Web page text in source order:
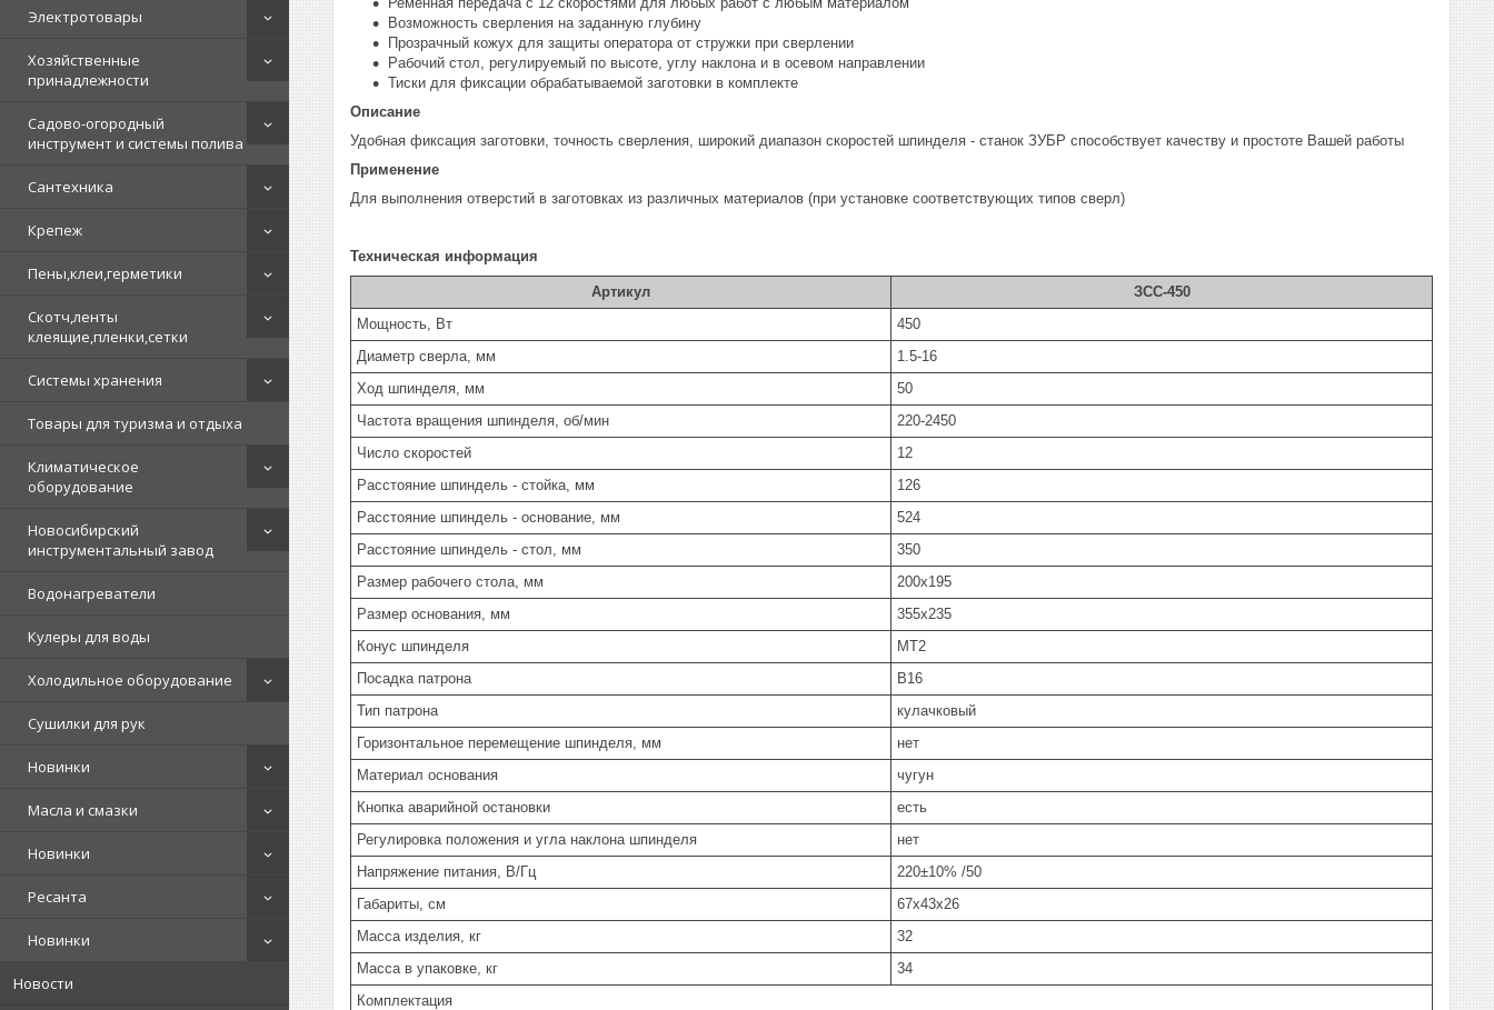
Электротовары
Хозяйственные
принадлежности
Садово-огородный
инструмент и системы полива
Сантехника
Крепеж
Пены,клеи,герметики
Скотч,ленты
клеящие,пленки,сетки
Системы хранения
Товары для туризма и отдыха
Климатическое
оборудование
Новосибирский
инструментальный завод
Водонагреватели
Кулеры для воды
Холодильное оборудование
Сушилки для рук
Новинки
Масла и смазки
Новинки
Ресанта
Новинки
Новости
Возможность сверления на заданную глубину
Прозрачный кожух для защиты оператора от стружки при сверлении
Рабочий стол, регулируемый по высоте, углу наклона и в осевом направлении
Тиски для фиксации обрабатываемой заготовки в комплекте
Описание
Удобная фиксация заготовки, точность сверления, широкий диапазон скоростей шпинделя - станок ЗУБР способствует качеству и простоте Вашей работы
Применение
Для выполнения отверстий в заготовках из различных материалов (при установке соответствующих типов сверл)
Техническая информация
Артикул
ЗСС-450
Мощность, Вт
450
Диаметр сверла, мм
1.5-16
Ход шпинделя, мм
50
Частота вращения шпинделя, об/мин
220-2450
Число скоростей
12
Расстояние шпиндель - стойка, мм
126
Расстояние шпиндель - основание, мм
524
Расстояние шпиндель - стол, мм
350
Размер рабочего стола, мм
200х195
Размер основания, мм
355х235
Конус шпинделя
MT2
Посадка патрона
В16
Тип патрона
ку­лач­ко­вый
Горизонтальное перемещение шпинделя, мм
нет
Материал основания
чу­гун
Кнопка аварийной остановки
есть
Регулировка положения и угла наклона шпинделя
нет
Напряжение питания, В/Гц
220±10% /50
Габариты, см
67х43х26
Масса изделия, кг
32
Масса в упаковке, кг
34
Комплектация